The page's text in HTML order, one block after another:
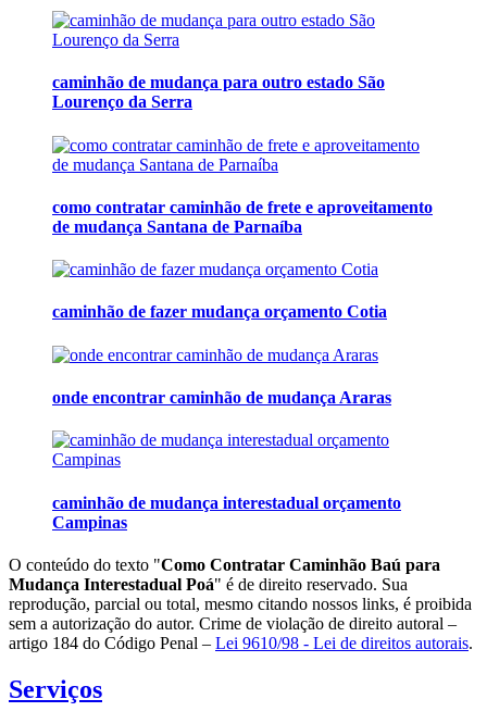
caminhão de mudança para outro estado São
Lourenço da Serra
como contratar caminhão de frete e aproveitamento
de mudança Santana de Parnaíba
caminhão de fazer mudança orçamento Cotia
onde encontrar caminhão de mudança Araras
caminhão de mudança interestadual orçamento
Campinas
O conteúdo do texto "Como Contratar Caminhão Baú para
Mudança Interestadual Poá" é de direito reservado. Sua
reprodução, parcial ou total, mesmo citando nossos links, é proibida
sem a autorização do autor. Crime de violação de direito autoral –
artigo 184 do Código Penal – Lei 9610/98 - Lei de direitos autorais.
Serviços